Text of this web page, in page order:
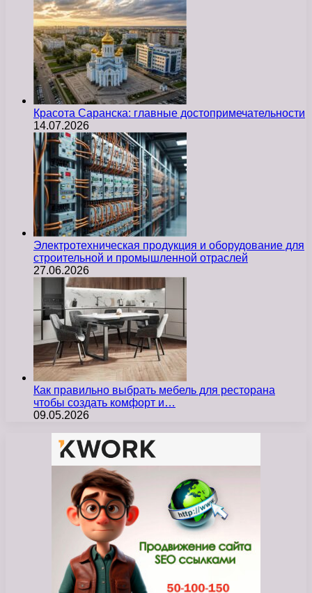
Красота Саранска: главные достопримечательности
14.07.2026
Электротехническая продукция и оборудование для
строительной и промышленной отраслей
27.06.2026
Как правильно выбрать мебель для ресторана
чтобы создать комфорт и…
09.05.2026